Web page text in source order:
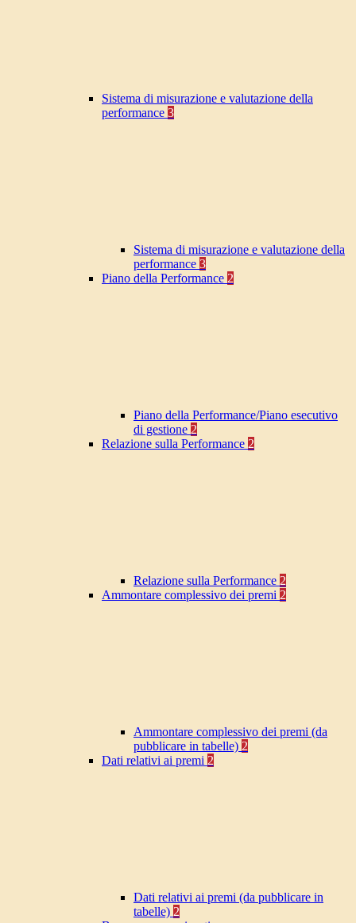
Sistema di misurazione e valutazione della
performance 3
Sistema di misurazione e valutazione della
performance 3
Piano della Performance 2
Piano della Performance/Piano esecutivo
di gestione 2
Relazione sulla Performance 2
Relazione sulla Performance 2
Ammontare complessivo dei premi 2
Ammontare complessivo dei premi (da
pubblicare in tabelle) 2
Dati relativi ai premi 2
Dati relativi ai premi (da pubblicare in
tabelle) 2